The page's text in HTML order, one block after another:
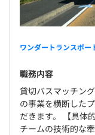
ワンダートランスポー
職務内容
貸切バスマッチン
の事業を横断した
だきます。 【具体
チームの技術的な